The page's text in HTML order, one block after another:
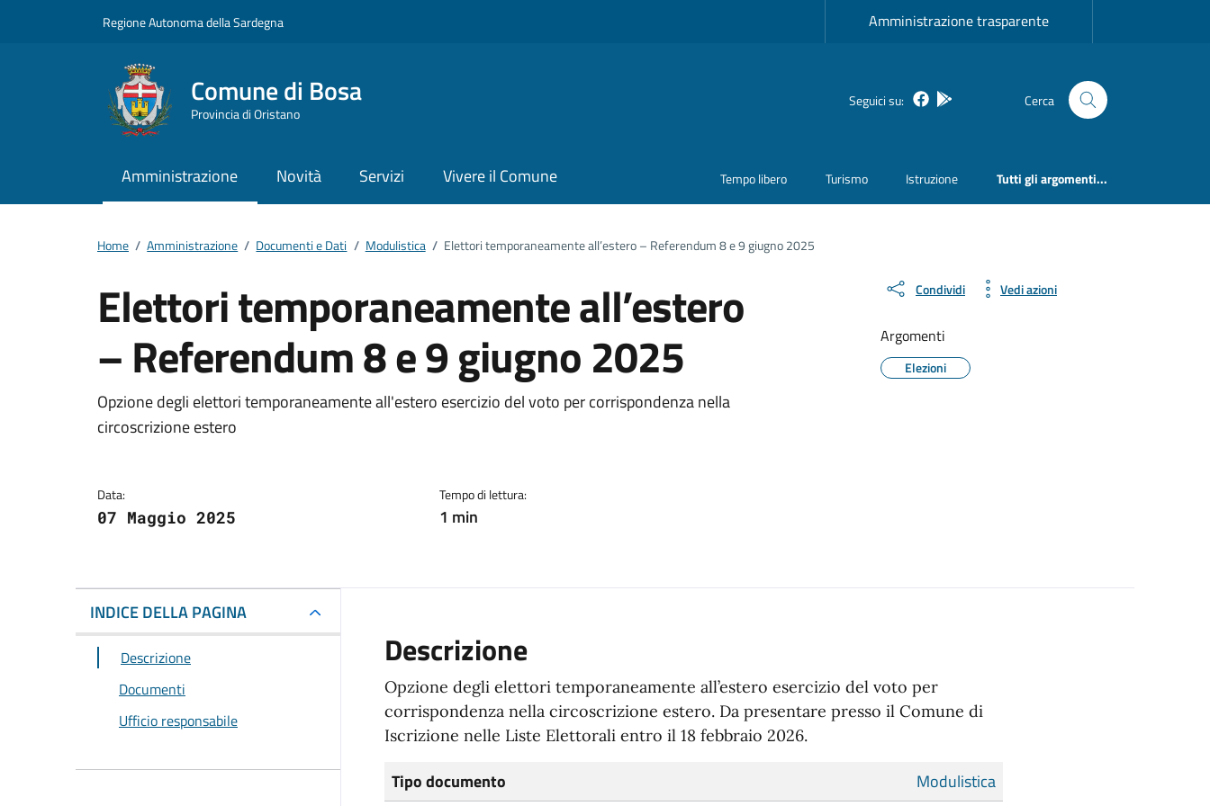
Regione Autonoma della Sardegna Amministrazione trasparente
Comune di Bosa
Provincia di Oristano
Seguici su: FacebookBosa inAppCerca
Amministrazione Novità Servizi Vivere il Comune Tempo libero Turismo Istruzione Tutti gli argomenti...
Home / Amministrazione / Documenti e Dati / Modulistica / Elettori temporaneamente all’estero – Referendum 8 e 9 giugno 2025
Elettori temporaneamente all’estero
– Referendum 8 e 9 giugno 2025
Dettagli del documento
Opzione degli elettori temporaneamente all'estero esercizio del voto per corrispondenza nella
circoscrizione estero
Data:
07 Maggio 2025
Tempo di lettura:
1 min
Condividi Vedi azioni
Argomenti
Elezioni
INDICE DELLA PAGINA
Descrizione
Documenti
Ufficio responsabile
Descrizione
Opzione degli elettori temporaneamente all’estero esercizio del voto per
corrispondenza nella circoscrizione estero. Da presentare presso il Comune di
Iscrizione nelle Liste Elettorali entro il 18 febbraio 2026.
Tipo documento
Modulistica